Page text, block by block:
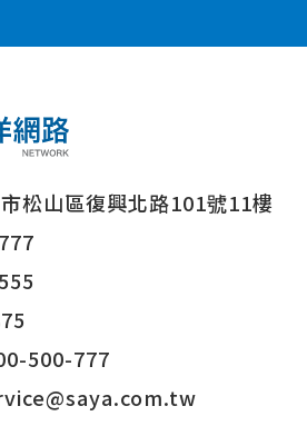
松山區復興北路101號11樓
500-777